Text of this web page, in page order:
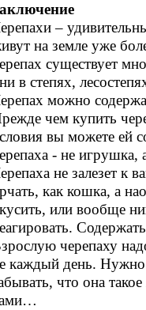
–
на земле уже
существует
в степях,
можно
чем купить
вы можете ей
- не игрушка,
не залезет к
как кошка, а
или вообще
черепаху
каждый день. Нужно
что она